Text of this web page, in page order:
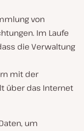
von
Im Laufe
die Verwaltung
mit der
über das Internet
um